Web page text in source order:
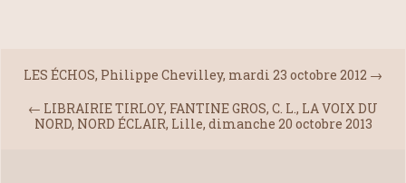
LES ÉCHOS, Philippe Chevilley, mardi 23 octobre 2012 →
← LIBRAIRIE TIRLOY, FANTINE GROS, C. L., LA VOIX DU
NORD, NORD ÉCLAIR, Lille, dimanche 20 octobre 2013